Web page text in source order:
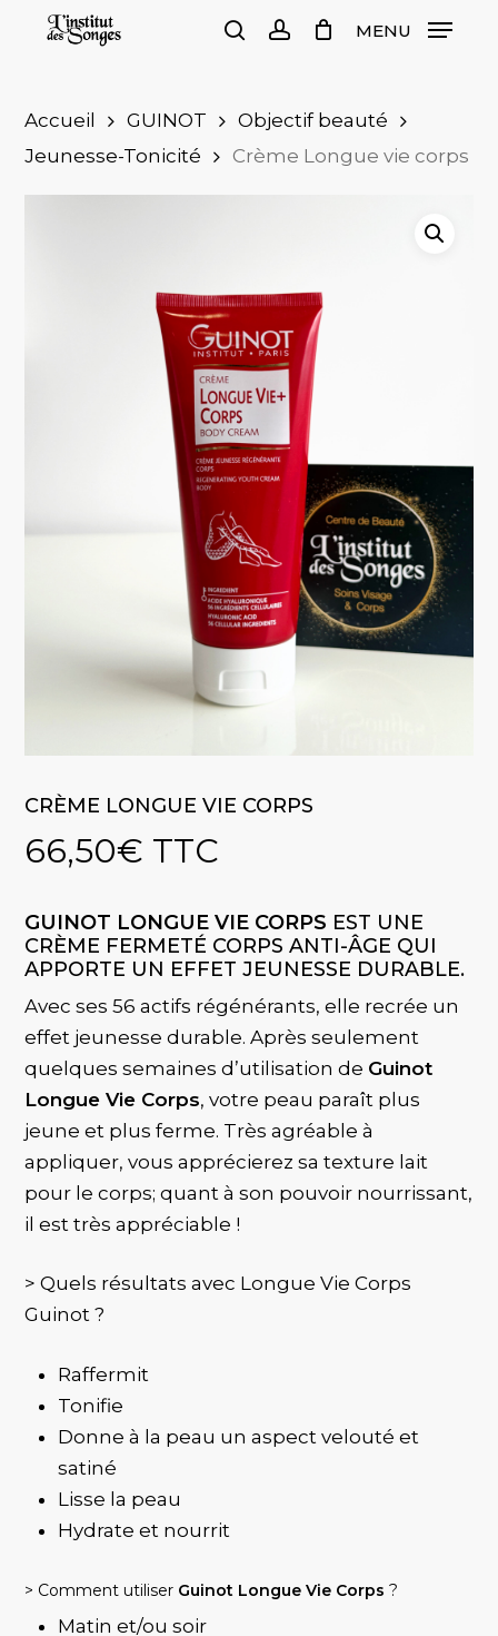
content
MENU
Cart
Accueil GUINOT
Objectif beauté
Jeunesse-Tonicité
Crème Longue vie corps
CRÈME LONGUE VIE CORPS
66,50€ TTC
GUINOT LONGUE VIE CORPS EST UNE
CRÈME FERMETÉ CORPS ANTI-ÂGE QUI
APPORTE UN EFFET JEUNESSE DURABLE.
Avec ses 56 actifs régénérants, elle recrée un
effet jeunesse durable. Après seulement
quelques semaines d’utilisation de Guinot
Longue Vie Corps, votre peau paraît plus
jeune et plus ferme. Très agréable à
appliquer, vous apprécierez sa texture lait
pour le corps; quant à son pouvoir nourrissant,
il est très appréciable !
> Quels résultats avec Longue Vie Corps
Guinot ?
Raffermit
Tonifie
Donne à la peau un aspect velouté et
satiné
Lisse la peau
Hydrate et nourrit
> Comment utiliser Guinot Longue Vie Corps ?
Matin et/ou soir